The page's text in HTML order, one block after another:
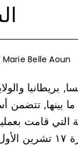
Marie Belle Aoun
بينها⸲ تتضمن
التي قامت